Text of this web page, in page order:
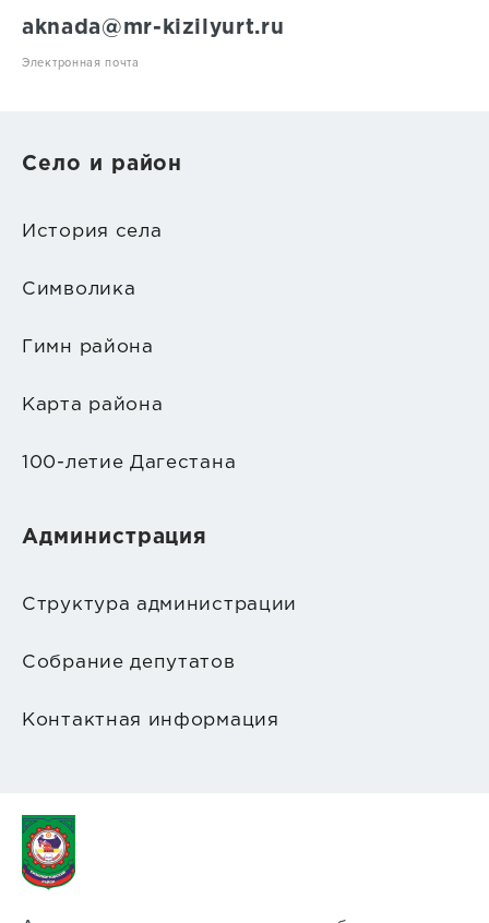
aknada@mr-kizilyurt.ru
Электронная почта
Село и район
История села
Символика
Гимн района
Карта района
100-летие Дагестана
Администрация
Структура администрации
Собрание депутатов
Контактная информация